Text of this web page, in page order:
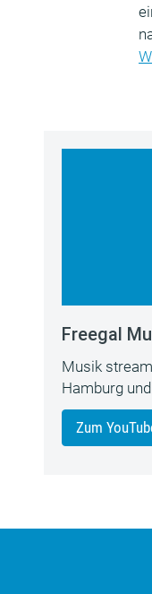
Freegal
Musik
Hamburg und
Zum